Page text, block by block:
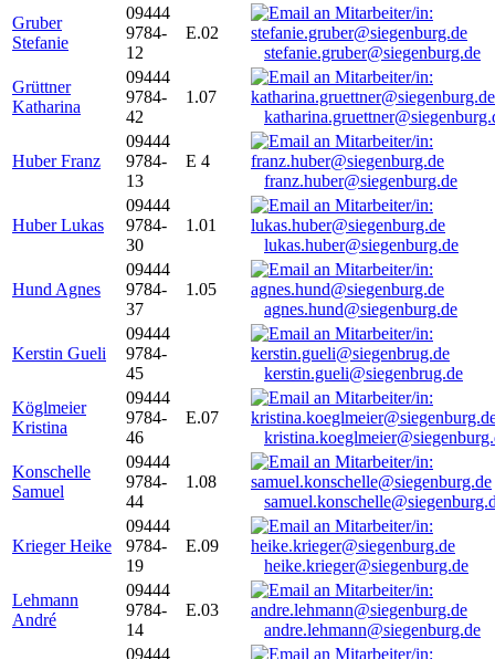
Gruber
Stefanie
09444
9784-
12
E.02
stefanie.gruber@siegenburg.de
Grüttner
Katharina
09444
9784-
42
1.07
Huber Franz
09444
9784-
13
E 4
franz.huber@siegenburg.de
Huber Lukas
09444
9784-
30
1.01
lukas.huber@siegenburg.de
Hund Agnes
09444
9784-
37
1.05
agnes.hund@siegenburg.de
Kerstin Gueli
09444
9784-
45
kerstin.gueli@siegenbrug.de
Köglmeier
Kristina
09444
9784-
46
E.07
Konschelle
Samuel
09444
9784-
44
1.08
Krieger Heike
09444
9784-
19
E.09
heike.krieger@siegenburg.de
Lehmann
André
09444
9784-
14
E.03
andre.lehmann@siegenburg.de
09444